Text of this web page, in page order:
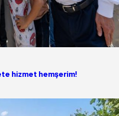
hizmet hemşerim!